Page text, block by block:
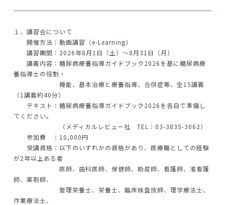
１．講習会について
開催方法：動画講習（e-Learning）
講習期間：2026年8月1日（土）～8月31日（月）
講義内容：糖尿病療養指導ガイドブック2026を基に糖尿病療
養指導士の役割・
機能、基本治療と療養指導、合併症等、全15講義
（1講義約40分）
テキスト：糖尿病療養指導ガイドブック2026を各自で準備し
てください。
（メディカルレビュー社 TEL：03-3835-3062）
参加費 ：10,000円
受講資格：以下のいずれかの資格があり、医療職としての経験
が2年以上ある者
医師、歯科医師、保健師、助産師、看護師、准看護
師、薬剤師、
管理栄養士、栄養士、臨床検査技師、理学療法士、
作業療法士、